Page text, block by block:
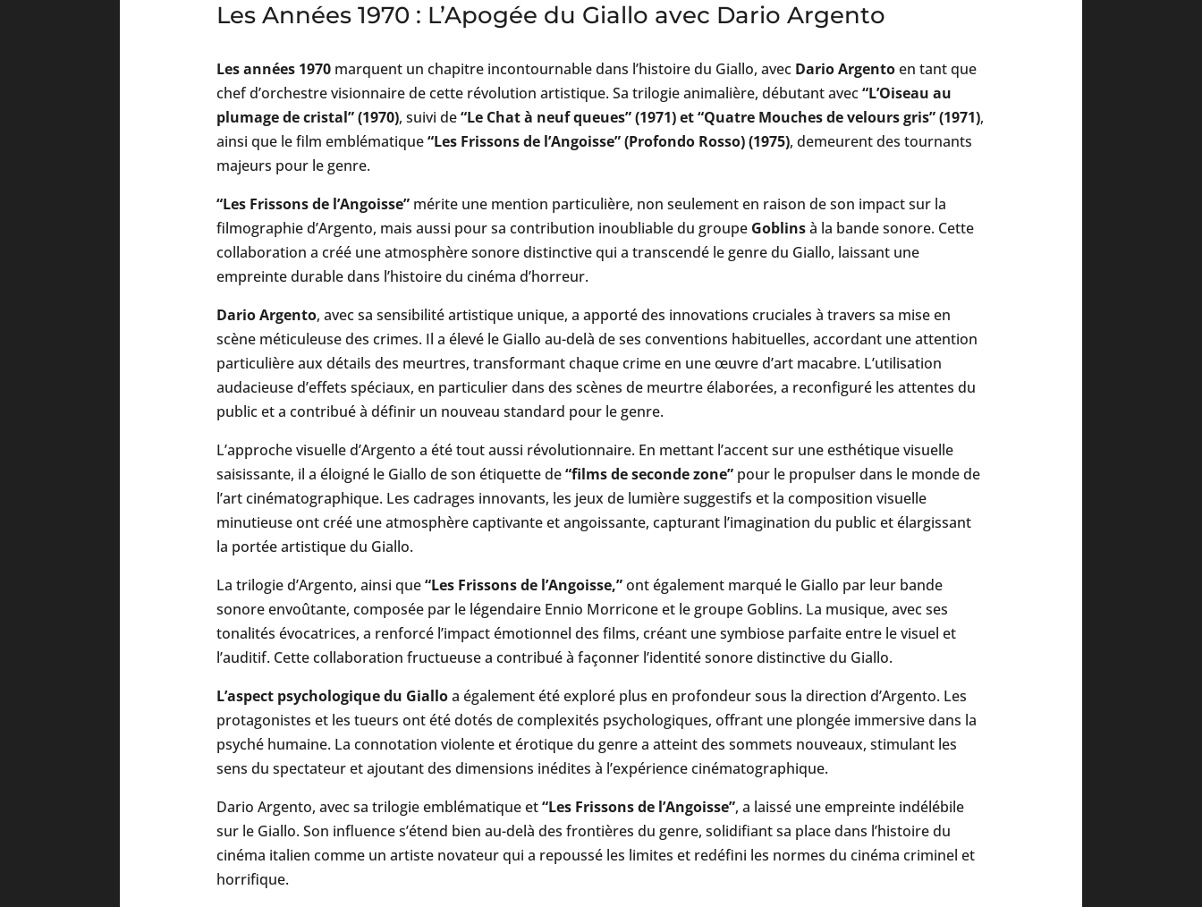
Les Années 1970 : L’Apogée du Giallo avec Dario Argento
Les années 1970marquent un chapitre incontournable dans l’histoire du Giallo, avec Dario Argentoen tant que
chef d’orchestre visionnaire de cette révolution artistique. Sa trilogie animalière, débutant avec“L’Oiseau au
plumage de cristal” (1970), suivi de“Le Chat à neuf queues” (1971) et “Quatre Mouches de velours gris” (1971),
ainsi que le film emblématique“Les Frissons de l’Angoisse” (Profondo Rosso) (1975), demeurent des tournants
majeurs pour le genre.
“Les Frissons de l’Angoisse”mérite une mention particulière, non seulement en raison de son impact sur la
filmographie d’Argento, mais aussi pour sa contribution inoubliable du groupe Goblinsà la bande sonore. Cette
collaboration a créé une atmosphère sonore distinctive qui a transcendé le genre du Giallo, laissant une
empreinte durable dans l’histoire du cinéma d’horreur.
Dario Argento, avec sa sensibilité artistique unique, a apporté des innovations cruciales à travers sa mise en
scène méticuleuse des crimes. Il a élevé le Giallo au-delà de ses conventions habituelles, accordant une attention
particulière aux détails des meurtres, transformant chaque crime en une œuvre d’art macabre. L’utilisation
audacieuse d’effets spéciaux, en particulier dans des scènes de meurtre élaborées, a reconfiguré les attentes du
public et a contribué à définir un nouveau standard pour le genre.
L’approche visuelle d’Argento a été tout aussi révolutionnaire. En mettant l’accent sur une esthétique visuelle
saisissante, il a éloigné le Giallo de son étiquette de“films de seconde zone”pour le propulser dans le monde de
l’art cinématographique. Les cadrages innovants, les jeux de lumière suggestifs et la composition visuelle
minutieuse ont créé une atmosphère captivante et angoissante, capturant l’imagination du public et élargissant
la portée artistique du Giallo.
La trilogie d’Argento, ainsi que“Les Frissons de l’Angoisse,”ont également marqué le Giallo par leur bande
sonore envoûtante, composée par le légendaire Ennio Morricone et le groupe Goblins. La musique, avec ses
tonalités évocatrices, a renforcé l’impact émotionnel des films, créant une symbiose parfaite entre le visuel et
l’auditif. Cette collaboration fructueuse a contribué à façonner l’identité sonore distinctive du Giallo.
L’aspect psychologique du Gialloa également été exploré plus en profondeur sous la direction d’Argento. Les
protagonistes et les tueurs ont été dotés de complexités psychologiques, offrant une plongée immersive dans la
psyché humaine. La connotation violente et érotique du genre a atteint des sommets nouveaux, stimulant les
sens du spectateur et ajoutant des dimensions inédites à l’expérience cinématographique.
Dario Argento, avec sa trilogie emblématique et“Les Frissons de l’Angoisse”, a laissé une empreinte indélébile
sur le Giallo. Son influence s’étend bien au-delà des frontières du genre, solidifiant sa place dans l’histoire du
cinéma italien comme un artiste novateur qui a repoussé les limites et redéfini les normes du cinéma criminel et
horrifique.